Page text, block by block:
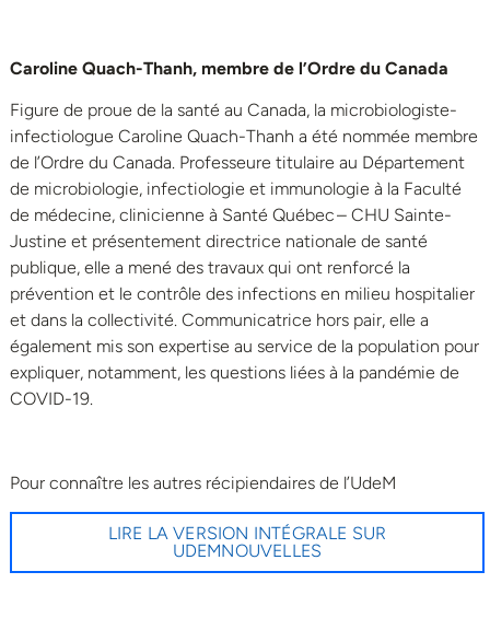
Caroline Quach-Thanh, membre de l’Ordre du Canada
Figure de proue de la santé au Canada, la microbiologiste-
infectiologue Caroline Quach-Thanh a été nommée membre
de l’Ordre du Canada. Professeure titulaire au Département
de microbiologie, infectiologie et immunologie à la Faculté
de médecine, clinicienne à Santé Québec – CHU Sainte-
Justine et présentement directrice nationale de santé
publique, elle a mené des travaux qui ont renforcé la
prévention et le contrôle des infections en milieu hospitalier
et dans la collectivité. Communicatrice hors pair, elle a
également mis son expertise au service de la population pour
expliquer, notamment, les questions liées à la pandémie de
COVID-19.
Pour connaître les autres récipiendaires de l’UdeM
LIRE LA VERSION INTÉGRALE SUR
UDEMNOUVELLES